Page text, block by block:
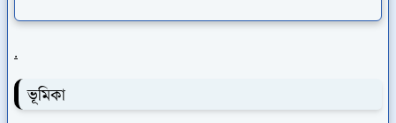
.
ভূমিকা